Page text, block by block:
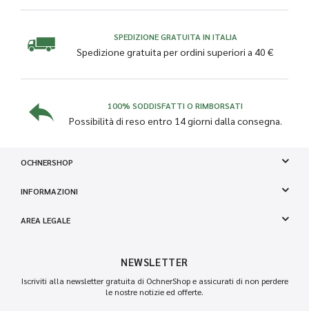
SPEDIZIONE GRATUITA IN ITALIA
Spedizione gratuita per ordini superiori a 40 €
100% SODDISFATTI O RIMBORSATI
Possibilità di reso entro 14 giorni dalla consegna.
OCHNERSHOP
INFORMAZIONI
AREA LEGALE
NEWSLETTER
Iscriviti alla newsletter gratuita di OchnerShop e assicurati di non perdere
le nostre notizie ed offerte.